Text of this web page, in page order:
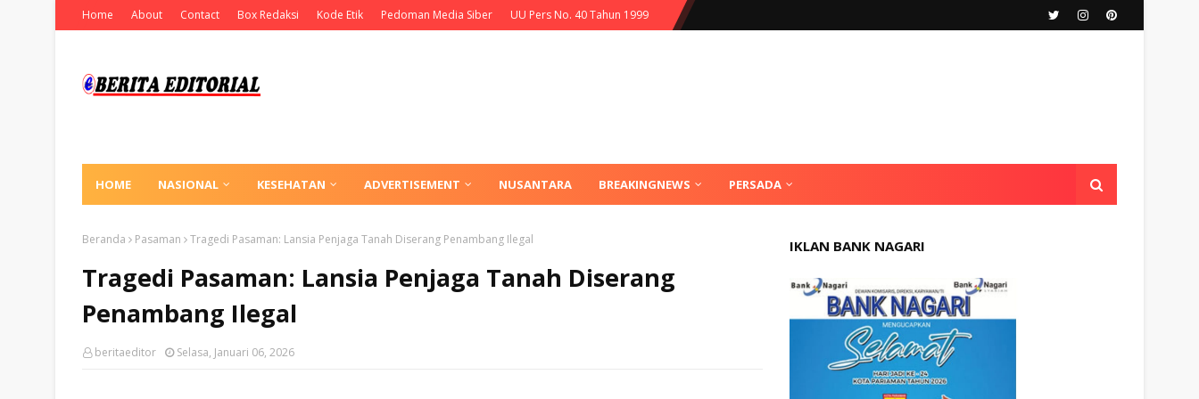
Home About Contact Box Redaksi Kode Etik Pedoman Media Siber UU Pers No. 40 Tahun 1999
HOME NASIONAL KESEHATAN ADVERTISEMENT NUSANTARA BREAKINGNEWS PERSADA
Beranda Pasaman Tragedi Pasaman: Lansia Penjaga Tanah Diserang Penambang Ilegal
Tragedi Pasaman: Lansia Penjaga Tanah Diserang
Penambang Ilegal
beritaeditor Selasa, Januari 06, 2026
IKLAN BANK NAGARI